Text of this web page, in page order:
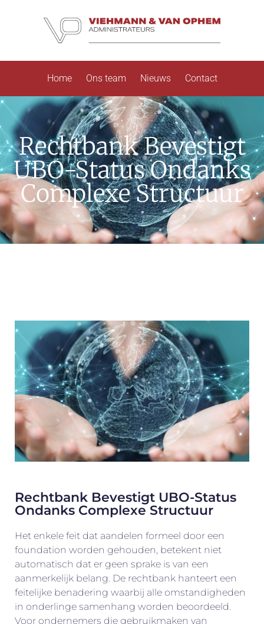
Home Ons team Nieuws Contact
Rechtbank Bevestigt
UBO-Status Ondanks
Complexe Structuur
Rechtbank Bevestigt UBO-Status
Ondanks Complexe Structuur
Het enkele feit dat aandelen formeel door een
foundation worden gehouden, betekent niet
automatisch dat er geen sprake is van een
aanmerkelijk belang. De rechtbank hanteert een
feitelijke benadering waarbij alle omstandigheden
in onderlinge samenhang worden beoordeeld.
Voor ondernemers die gebruikmaken van